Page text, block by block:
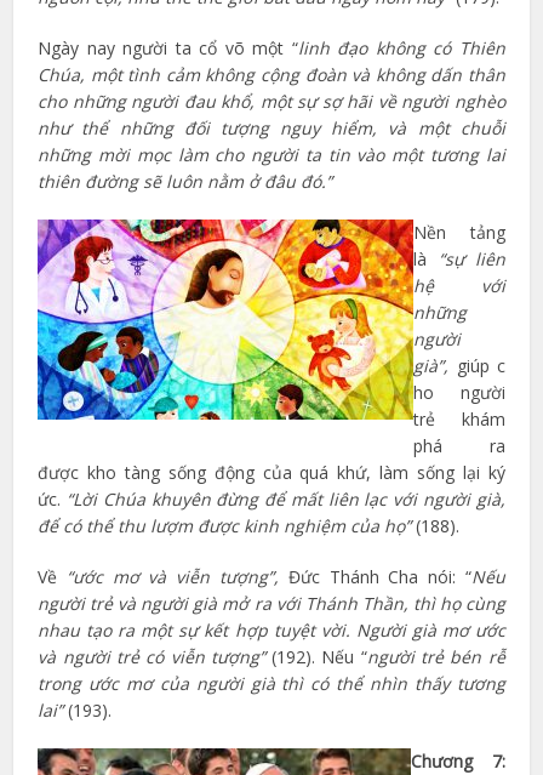
Ngày nay người ta cổ võ một “linh đạo không có Thiên
Chúa, một tình cảm không cộng đoàn và không dấn thân
cho những người đau khổ, một sự sợ hãi về người nghèo
như thể những đối tượng nguy hiểm, và một chuỗi
những mời mọc làm cho người ta tin vào một tương lai
thiên đường sẽ luôn nằm ở đâu đó.”
Nền tảng
là
“sự liên
hệ với
những
người
già”, giúp c
ho người
trẻ khám
phá ra
được kho tàng sống động của quá khứ, làm sống lại ký
ức. “Lời Chúa khuyên đừng để mất liên lạc với người già,
để có thể thu lượm được kinh nghiệm của họ”(188).
Về “ước mơ và viễn tượng”, Đức Thánh Cha nói: “Nếu
người trẻ và người già mở ra với Thánh Thần, thì họ cùng
nhau tạo ra một sự kết hợp tuyệt vời. Người già mơ ước
và người trẻ có viễn tượng”(192). Nếu “người trẻ bén rễ
trong ước mơ của người già thì có thể nhìn thấy tương
lai”(193).
Chương 7: